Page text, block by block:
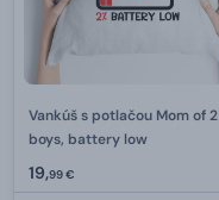
Vankúš s potlačou Mom of 2
boys, battery low
19,99 €